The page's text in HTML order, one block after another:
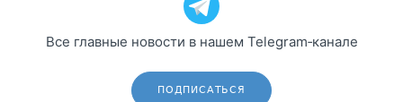
Все главные новости в нашем Telegram‑канале
ПОДПИСАТЬСЯ